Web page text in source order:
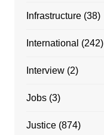
Infrastructure(38)
International (242)
Interview(2)
Jobs(3)
Justice(874)